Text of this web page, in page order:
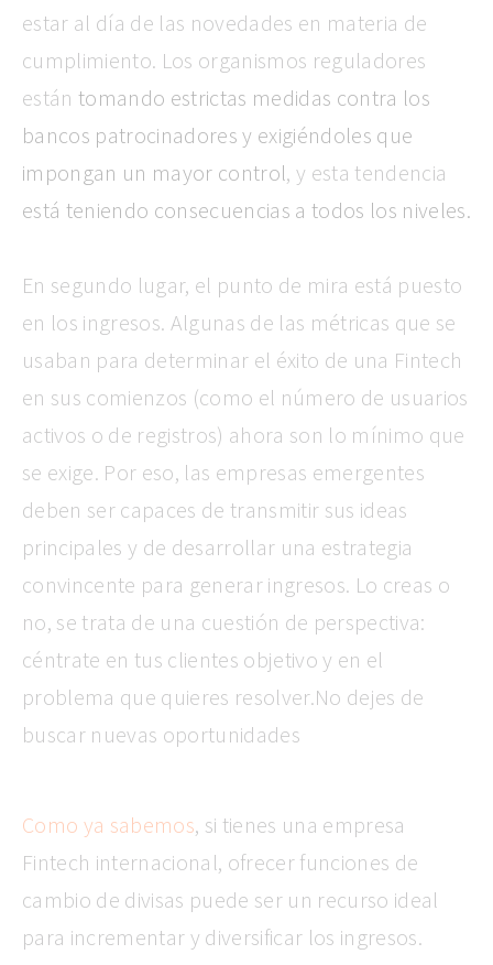
estar al día de las novedades en materia de
cumplimiento. Los organismos reguladores
están tomando estrictas medidas contra los
bancos patrocinadores y exigiéndoles que
impongan un mayor control, y esta tendencia
está teniendo consecuencias a todos los niveles.
En segundo lugar, el punto de mira está puesto
en los ingresos. Algunas de las métricas que se
usaban para determinar el éxito de una Fintech
en sus comienzos (como el número de usuarios
activos o de registros) ahora son lo mínimo que
se exige. Por eso, las empresas emergentes
deben ser capaces de transmitir sus ideas
principales y de desarrollar una estrategia
convincente para generar ingresos. Lo creas o
no, se trata de una cuestión de perspectiva:
céntrate en tus clientes objetivo y en el
problema que quieres resolver.No dejes de
buscar nuevas oportunidades
Como ya sabemos, si tienes una empresa
Fintech internacional, ofrecer funciones de
cambio de divisas puede ser un recurso ideal
para incrementar y diversificar los ingresos.